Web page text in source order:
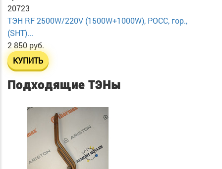
20723
ТЭН RF 2500W/220V (1500W+1000W), РОСС, гор.,
(SHT)...
2 850 руб.
КУПИТЬ
Подходящие ТЭНы